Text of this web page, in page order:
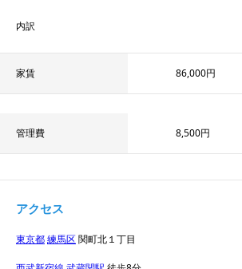
内訳
家賃 86,000円
管理費 8,500円
アクセス
東京都練馬区関町北１丁目